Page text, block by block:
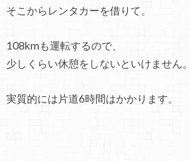
そこからレンタカーを借りて。
108kmも運転するので、
少しくらい休憩をしないといけません。
実質的には片道6時間はかかります。